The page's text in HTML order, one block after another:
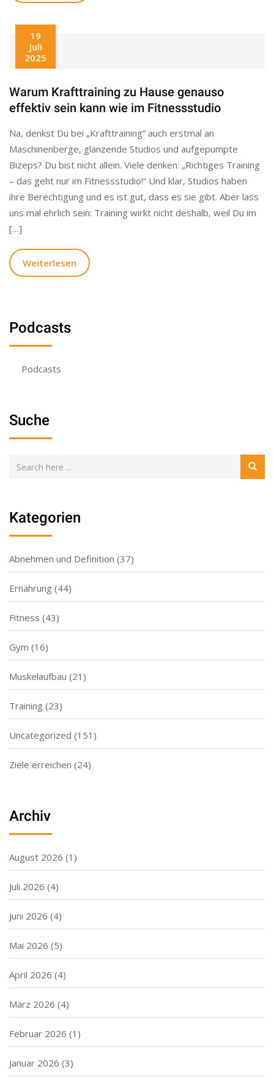
19
Juli
2025
Warum Krafttraining zu Hause genauso
effektiv sein kann wie im Fitnessstudio
Na, denkst Du bei „Krafttraining“ auch erstmal an
Maschinenberge, glänzende Studios und aufgepumpte
Bizeps? Du bist nicht allein. Viele denken: „Richtiges Training
– das geht nur im Fitnessstudio!“ Und klar, Studios haben
ihre Berechtigung und es ist gut, dass es sie gibt. Aber lass
uns mal ehrlich sein: Training wirkt nicht deshalb, weil Du im
[…]
Weiterlesen
Podcasts
Podcasts
Suche
Kategorien
Abnehmen und Definition (37)
Ernährung (44)
Fitness (43)
Gym (16)
Muskelaufbau (21)
Training (23)
Uncategorized (151)
Ziele erreichen (24)
Archiv
August 2026 (1)
Juli 2026 (4)
Juni 2026 (4)
Mai 2026 (5)
April 2026 (4)
März 2026 (4)
Februar 2026 (1)
Januar 2026 (3)